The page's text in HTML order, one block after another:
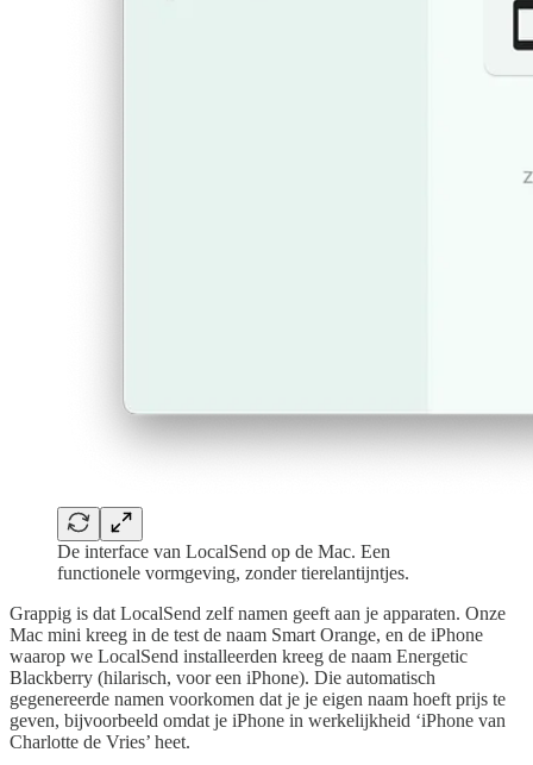
De interface van LocalSend op de Mac. Een
functionele vormgeving, zonder tierelantijntjes.
Grappig is dat LocalSend zelf namen geeft aan je apparaten. Onze
Mac mini kreeg in de test de naam Smart Orange, en de iPhone
waarop we LocalSend installeerden kreeg de naam Energetic
Blackberry (hilarisch, voor een iPhone). Die automatisch
gegenereerde namen voorkomen dat je je eigen naam hoeft prijs te
geven, bijvoorbeeld omdat je iPhone in werkelijkheid ‘iPhone van
Charlotte de Vries’ heet.